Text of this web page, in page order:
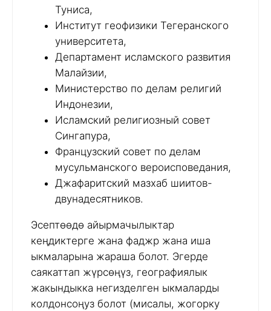
Туниса,
Институт геофизики Тегеранского
университета,
Департамент исламского развития
Малайзии,
Министерство по делам религий
Индонезии,
Исламский религиозный совет
Сингапура,
Французский совет по делам
мусульманского вероисповедания,
Джафаритский мазхаб шиитов-
двунадесятников.
Эсептөөдө айырмачылыктар
кеңдиктерге жана фаджр жана иша
ыкмаларына жараша болот. Эгерде
саякаттап жүрсөңүз, географиялык
жакындыкка негизделген ыкмаларды
колдонсоңуз болот (мисалы, жогорку